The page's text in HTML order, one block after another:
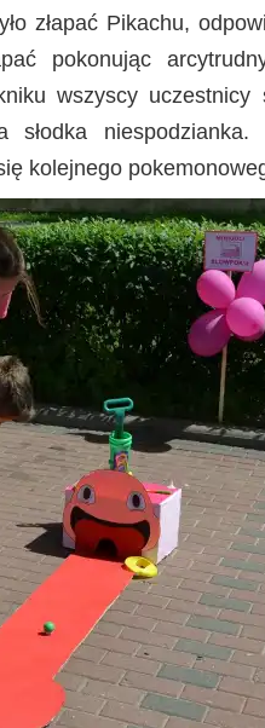
złapać Pikachu,
pokonując
wszyscy
niespodzianka.
kolejnego